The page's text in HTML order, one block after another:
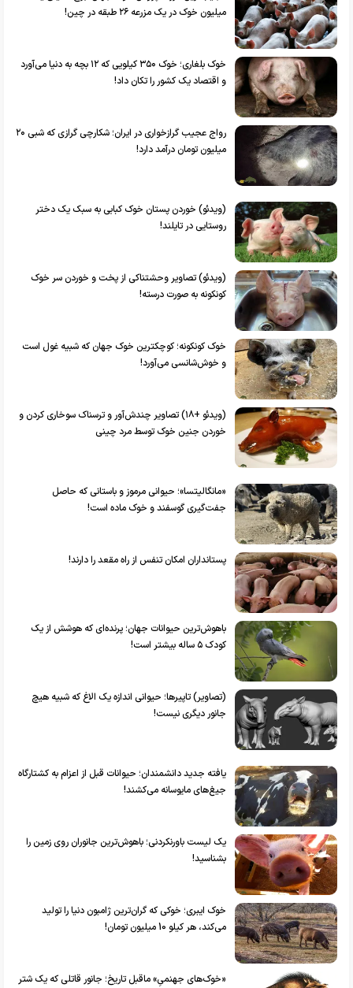
میلیون خوک در یک مزرعه ۲۶ طبقه در چین!
خوک بلغاری؛ خوک ۳۵۰ کیلویی که ۱۲ بچه به دنیا می‌آورد
و اقتصاد یک کشور را تکان داد!
رواج عجیب گرازخواری در ایران؛ شکارچی گرازی که شبی ۲۰
میلیون تومان درآمد دارد!
(ویدئو) خوردن پستان خوک کبابی به سبک یک دختر
روستایی در تایلند!
(ویدئو) تصاویر وحشتناکی از پخت و خوردن سر خوک
کونکونه به‌ صورت درسته!
خوک کونکونه؛ کوچکترین خوک جهان که شبیه غول است
و خوش‌شانسی می‌آورد!
(ویدئو +۱۸) تصاویر چندش‌آور و ترسناک سوخاری کردن و
خوردن جنین خوک توسط مرد چینی
«مانگالیتسا»؛ حیوانی مرموز و باستانی که حاصل
جفت‌گیری گوسفند و خوک ماده است!
پستانداران امکان تنفس از راه مقعد را دارند!
باهوش‌ترین حیوانات جهان؛ پرنده‌ای که هوشش از یک
کودک ۵ ساله بیشتر است!
(تصاویر) تاپیرها؛ حیوانی اندازه یک الاغ که شبیه هیچ
جانور دیگری نیست!
یافته جدید دانشمندان؛ حیوانات قبل از اعزام به کشتارگاه
جیغ‌های مایوسانه می‌کشند!
یک لیست باورنکردنی؛ باهوش‌ترین جانوران روی زمین را
بشناسید!
خوک ایبری؛ خوکی که گران‌ترین ژامبون دنیا را تولید
می‌کند، هر کیلو 10 میلیون تومان!
«خوک‌های جهنمیِ» ماقبل تاریخ؛ جانور قاتلی که یک شتر